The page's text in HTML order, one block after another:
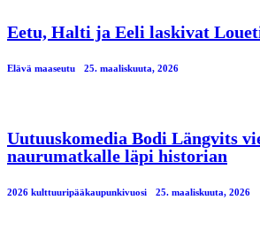
Eetu, Halti ja Eeli laskivat
Elävä maaseutu 25. maaliskuuta, 2026
Uutuuskomedia Bodi Längvits
naurumatkalle läpi historian
2026 kulttuuripääkaupunkivuosi 25. maaliskuuta, 2026